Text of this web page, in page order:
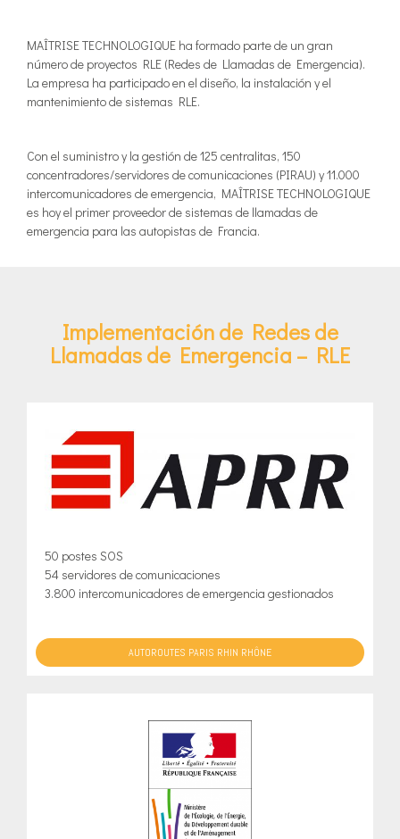
MAÎTRISE TECHNOLOGIQUE ha formado parte de un gran
número de proyectos RLE (Redes de Llamadas de Emergencia).
La empresa ha participado en el diseño, la instalación y el
mantenimiento de sistemas RLE.
Con el suministro y la gestión de 125 centralitas, 150
concentradores/servidores de comunicaciones (PIRAU) y 11.000
intercomunicadores de emergencia, MAÎTRISE TECHNOLOGIQUE
es hoy el primer proveedor de sistemas de llamadas de
emergencia para las autopistas de Francia.
Implementación de Redes de
Llamadas de Emergencia – RLE
50 postes SOS
54 servidores de comunicaciones
3.800 intercomunicadores de emergencia gestionados
AUTOROUTES PARIS RHIN RHÔNE